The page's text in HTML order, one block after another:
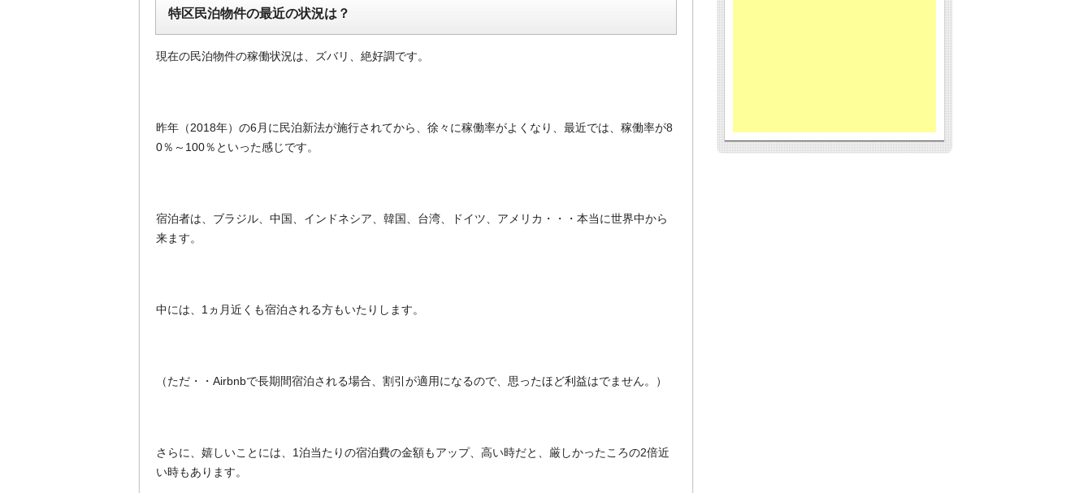
特区民泊物件の最近の状況は？
現在の民泊物件の稼働状況は、ズバリ、絶好調です。
昨年（2018年）の6月に民泊新法が施行されてから、徐々に稼働率がよくなり、最近では、稼働率が8
0％～100％といった感じです。
宿泊者は、ブラジル、中国、インドネシア、韓国、台湾、ドイツ、アメリカ・・・本当に世界中から
来ます。
中には、1ヵ月近くも宿泊される方もいたりします。
（ただ・・Airbnbで長期間宿泊される場合、割引が適用になるので、思ったほど利益はでません。）
さらに、嬉しいことには、1泊当たりの宿泊費の金額もアップ、高い時だと、厳しかったころの2倍近
い時もあります。